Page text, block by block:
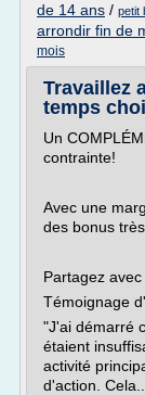
de 14 ans / petit
arrondir fin de
mois
Travaillez
temps
Un
contrainte!
Avec une
des bonus
Partagez
Témoignage
"J'ai démarré
étaient
activité
d'action. Cela...